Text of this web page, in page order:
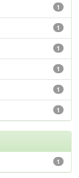
1
1
1
1
1
1
1